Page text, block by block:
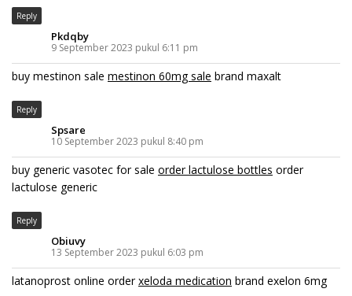
Reply
Pkdqby
9 September 2023 pukul 6:11 pm
buy mestinon sale mestinon 60mg sale brand maxalt
Reply
Spsare
10 September 2023 pukul 8:40 pm
buy generic vasotec for sale order lactulose bottles order
lactulose generic
Reply
Obiuvy
13 September 2023 pukul 6:03 pm
latanoprost online orderxeloda medication brand exelon 6mg